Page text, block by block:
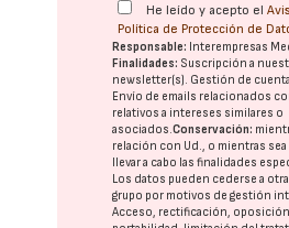
He leído y acepto el
Política de Protección de
Responsable: Interempresas
Finalidades: Suscripción a
newsletter(s). Gestión de
Envío de emails relacionados
relativos a intereses similares o
asociados.Conservación:
relación con Ud., o mientras sea
llevar a cabo las finalidades
Los datos pueden cederse a
grupo por motivos de gestión
Acceso, rectificación,